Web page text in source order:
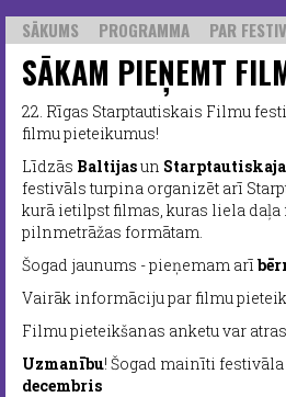
SĀKUMS PROGRAMMA PAR
SĀKAM PIEŅEMT
22. Rīgas Starptautiskais Filmu
filmu pieteikumus!
Līdzās Baltijasun
festivāls turpina organizēt arī
kurā ietilpst filmas, kuras liela
pilnmetrāžas formātam.
Šogad jaunums - pieņemam arī
Vairāk informāciju par filmu
Filmu pieteikšanas anketu var
Uzmanību! Šogad mainīti
decembris